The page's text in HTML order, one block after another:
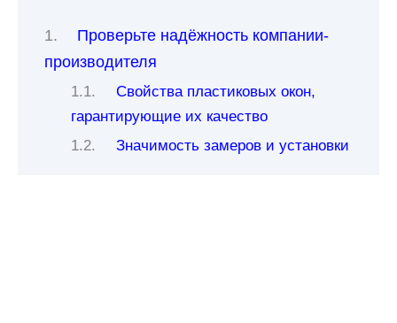
Проверьте надёжность компании-
производителя
Свойства пластиковых окон,
гарантирующие их качество
Значимость замеров и установки